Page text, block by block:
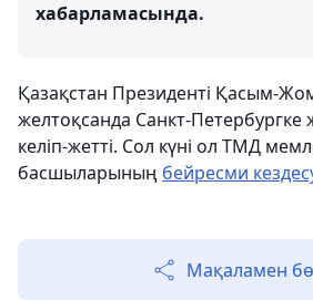
хабарламасында.
Қазақстан Президенті Қасым-
желтоқсанда Санкт-
келіп-жетті. Сол күні ол ТМД
басшыларының бейресми
Мақаламен